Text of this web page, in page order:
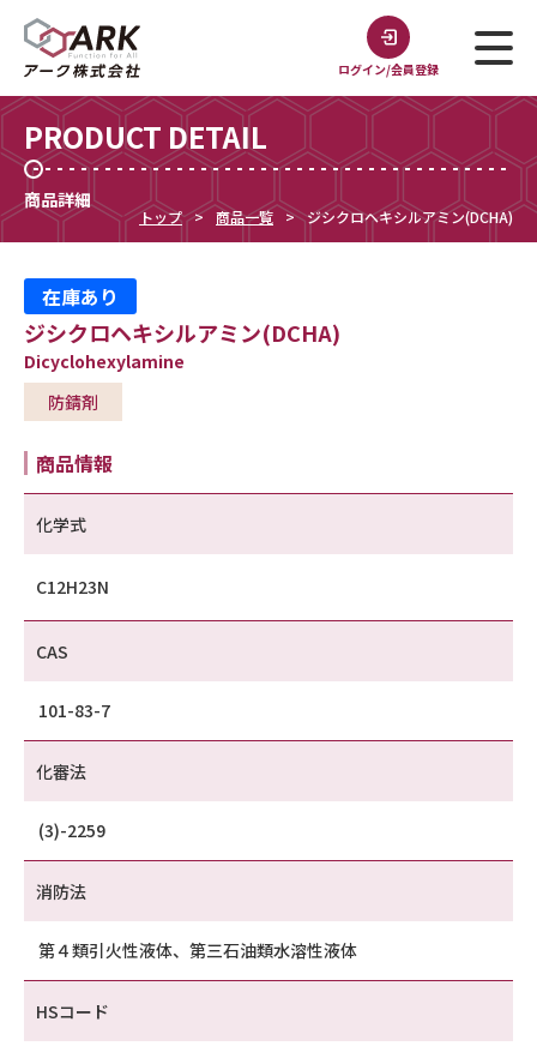
ログイン/会員登録
PRODUCT DETAIL
商品詳細
トップ 商品一覧 ジシクロヘキシルアミン(DCHA)
在庫あり
ジシクロヘキシルアミン(DCHA)
Dicyclohexylamine
防錆剤
商品情報
化学式
C12H23N
CAS
101-83-7
化審法
(3)-2259
消防法
第４類引火性液体、第三石油類水溶性液体
HSコード